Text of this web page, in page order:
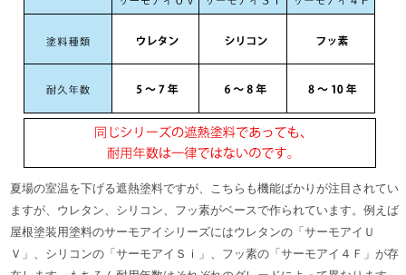
夏場の室温を下げる遮熱塗料ですが、こちらも機能ばかりが注目されてい
ますが、ウレタン、シリコン、フッ素がベースで作られています。例えば
屋根塗装用塗料のサーモアイシリーズにはウレタンの「サーモアイＵ
Ｖ」、シリコンの「サーモアイＳｉ」、フッ素の「サーモアイ４Ｆ」が存